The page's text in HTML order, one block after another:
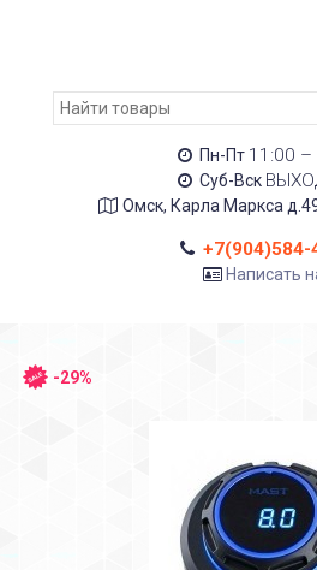
Пн-Пт 11:00 –
Суб-Вск
Омск, Карла Маркса
+7(904)584-
Написать
-29%